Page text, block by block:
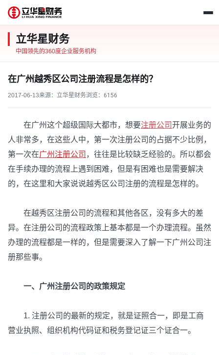
立华星财务
中国领先的360度企业服务机构
在广州越秀区公司注册流程是怎样的？
2017-06-13来源：立华星财务浏览： 6156
在广州这个超级国际大都市，想要注册公司开展业务的
人非常多，在这些人中，第一次注册公司的占据不少比例，
第一次在广州注册公司 ，往往是比较缺乏经验的。所以都会
在手续办理的流程上遇到困难，但是有困难也是需要解决
的，在这里和大家说说越秀区公司注册的流程是怎样的。
在越秀区注册公司的流程和其他各区，没有多大的差
异。在注册公司的流程政策上基本都是一个办理流程。虽然
办理的流程都是一样的，但是需要深入了解一下广州公司注
册那些事。
一、广州注册公司的政策规定
1. 注册公司的最新的规定，就是证照合一，即是工商
营业执照、组织机构代码证和税务登记证三个证合一。